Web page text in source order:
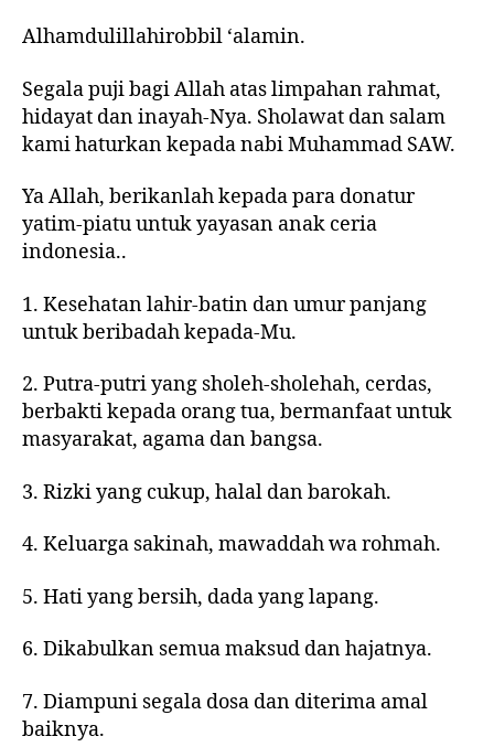
Alhamdulillahirobbil ‘alamin.
Segala puji bagi Allah atas limpahan rahmat,
hidayat dan inayah-Nya. Sholawat dan salam
kami haturkan kepada nabi Muhammad SAW.
Ya Allah, berikanlah kepada para donatur
yatim-piatu untuk yayasan anak ceria
indonesia..
1. Kesehatan lahir-batin dan umur panjang
untuk beribadah kepada-Mu.
2. Putra-putri yang sholeh-sholehah, cerdas,
berbakti kepada orang tua, bermanfaat untuk
masyarakat, agama dan bangsa.
3. Rizki yang cukup, halal dan barokah.
4. Keluarga sakinah, mawaddah wa rohmah.
5. Hati yang bersih, dada yang lapang.
6. Dikabulkan semua maksud dan hajatnya.
7. Diampuni segala dosa dan diterima amal
baiknya.